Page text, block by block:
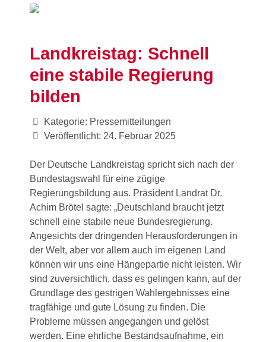
Landkreistag: Schnell
eine stabile Regierung
bilden
Kategorie: Pressemitteilungen
Veröffentlicht: 24. Februar 2025
Der Deutsche Landkreistag spricht sich nach der
Bundestagswahl für eine zügige
Regierungsbildung aus. Präsident Landrat Dr.
Achim Brötel sagte: „Deutschland braucht jetzt
schnell eine stabile neue Bundesregierung.
Angesichts der dringenden Herausforderungen in
der Welt, aber vor allem auch im eigenen Land
können wir uns eine Hängepartie nicht leisten. Wir
sind zuversichtlich, dass es gelingen kann, auf der
Grundlage des gestrigen Wahlergebnisses eine
tragfähige und gute Lösung zu finden. Die
Probleme müssen angegangen und gelöst
werden. Eine ehrliche Bestandsaufnahme, ein